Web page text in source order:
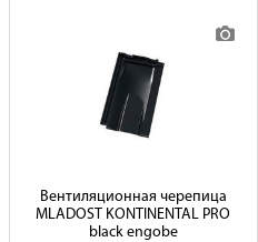
Вентиляционная черепица
MLADOST KONTINENTAL PRO
black engobe